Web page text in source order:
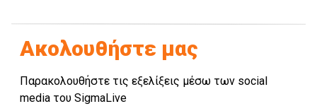
Ακολουθήστε μας
Παρακολουθήστε τις εξελίξεις μέσω των social
media του SigmaLive